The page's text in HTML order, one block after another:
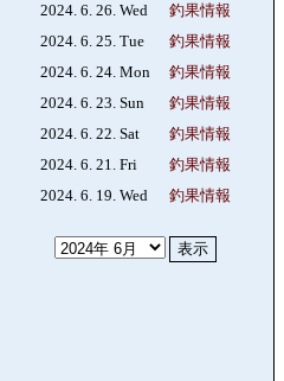
2024. 6. 26. Wed
釣果情報
2024. 6. 25. Tue
釣果情報
2024. 6. 24. Mon
釣果情報
2024. 6. 23. Sun
釣果情報
2024. 6. 22. Sat
釣果情報
2024. 6. 21. Fri
釣果情報
2024. 6. 19. Wed
釣果情報